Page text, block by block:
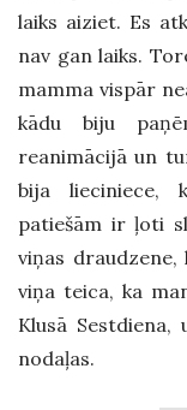
laiks aiziet. Es
nav gan laiks.
mamma vispār
kādu biju
reanimācijā un
bija lieciniece,
patiešām ir ļoti
viņas
viņa teica, ka
Klusā
nodaļas.